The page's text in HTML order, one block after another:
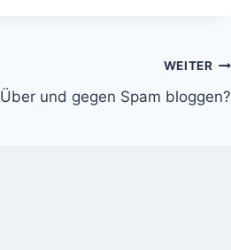
WEITER
Über und gegen Spam bloggen?